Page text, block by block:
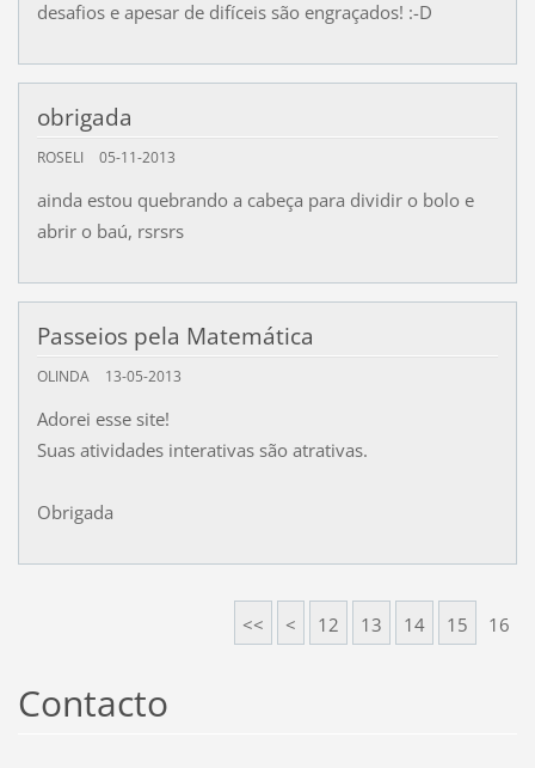
desafios e apesar de difíceis são engraçados! :-D
obrigada
ROSELI 05-11-2013
ainda estou quebrando a cabeça para dividir o bolo e
abrir o baú, rsrsrs
Passeios pela Matemática
OLINDA 13-05-2013
Adorei esse site!
Suas atividades interativas são atrativas.
Obrigada
<< < 12 13 14 15 16
Contacto